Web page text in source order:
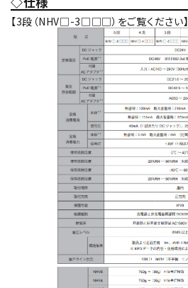
【3段（NHV□-3□□□）をご覧ください】